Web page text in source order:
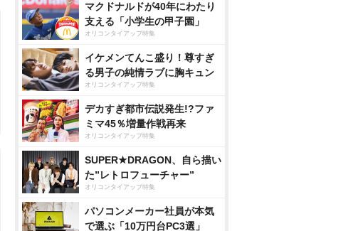
マクドナルドが40年にわたり
支える「小学生の甲子園」
オリコンタイアップ特集
イケメンてんこ盛り！尊すぎ
る男子の純情ラブに胸キュン
オリコンタイアップ特集
デカすぎ都市伝説発生!?ファ
ミマ45％増量作戦再来
オリコンタイアップ特集
SUPER★DRAGON、自ら描い
た”レトロフューチャー”
オリコンタイアップ特集
パソコンメーカー社員が本気
で選ぶ「10万円台PC3選」